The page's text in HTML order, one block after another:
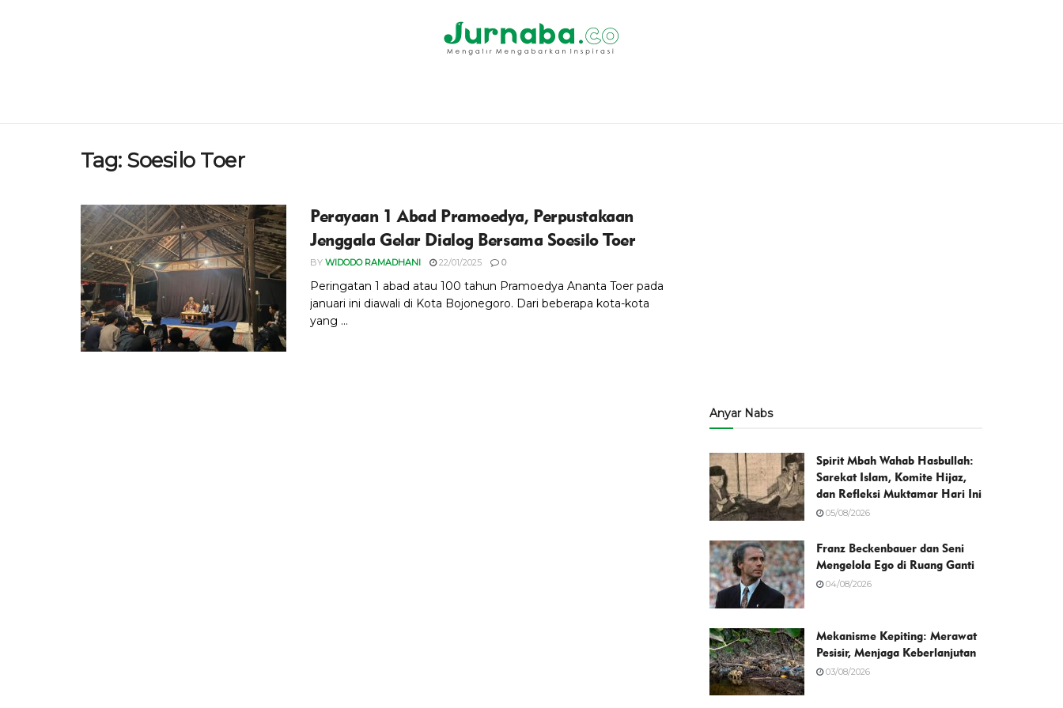
Tag: Soesilo Toer
Perayaan 1 Abad Pramoedya, Perpustakaan
Jenggala Gelar Dialog Bersama Soesilo Toer
BY WIDODO RAMADHANI 22/01/2025 0
Peringatan 1 abad atau 100 tahun Pramoedya Ananta Toer pada
januari ini diawali di Kota Bojonegoro. Dari beberapa kota-kota
yang ...
Anyar Nabs
Spirit Mbah Wahab Hasbullah:
Sarekat Islam, Komite Hijaz,
dan Refleksi Muktamar Hari Ini
05/08/2026
Franz Beckenbauer dan Seni
Mengelola Ego di Ruang Ganti
04/08/2026
Mekanisme Kepiting: Merawat
Pesisir, Menjaga Keberlanjutan
03/08/2026